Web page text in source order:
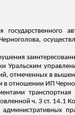
Уральским
отмеченных в
в отношении ИП
ч. 3 ст.